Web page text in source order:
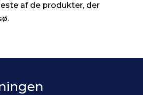
af de produkter, der